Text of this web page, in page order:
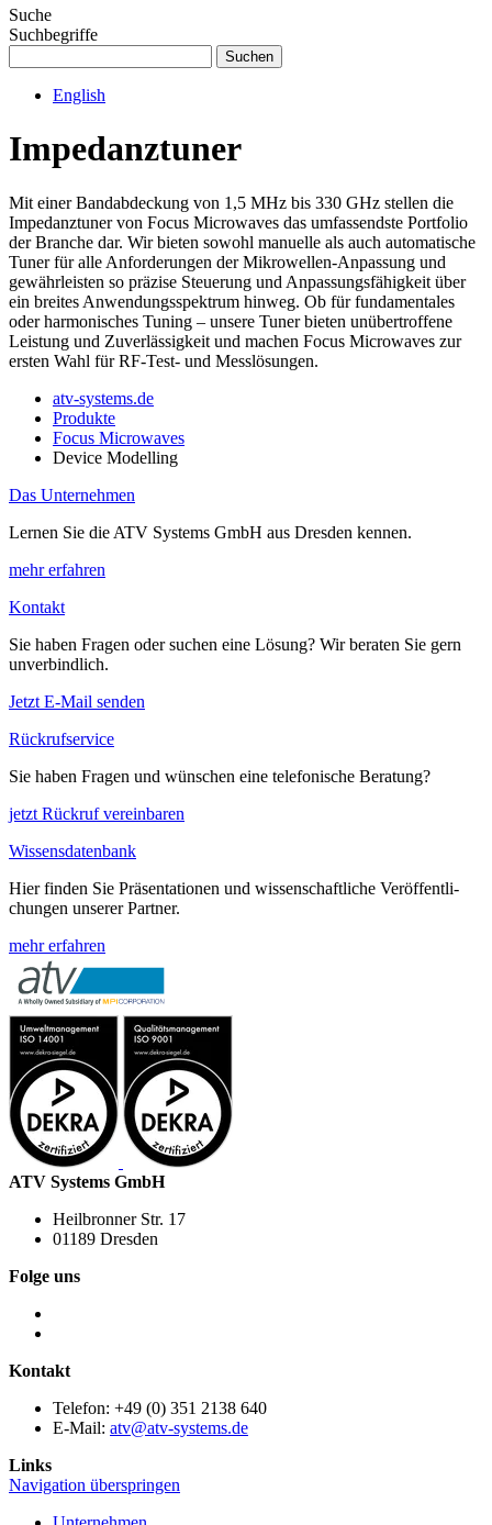
Suche
Suchbegriffe
Suchen
English
Impedanztuner
Mit einer Bandabdeckung von 1,5 MHz bis 330 GHz stellen die
Impedanztuner von Focus Microwaves das umfassendste Portfolio
der Branche dar. Wir bieten sowohl manuelle als auch automatische
Tuner für alle Anforderungen der Mikrowellen-Anpassung und
gewährleisten so präzise Steuerung und Anpassungsfähigkeit über
ein breites Anwendungsspektrum hinweg. Ob für fundamentales
oder harmonisches Tuning – unsere Tuner bieten unübertroffene
Leistung und Zuverlässigkeit und machen Focus Microwaves zur
ersten Wahl für RF-Test- und Messlösungen.
atv-systems.de
Produkte
Focus Microwaves
Device Modelling
Das Unternehmen
Lernen Sie die ATV Systems GmbH aus Dresden kennen.
mehr erfahren
Kontakt
Sie haben Fragen oder suchen eine Lösung? Wir beraten Sie gern
unverbindlich.
Jetzt E-Mail senden
Rückrufservice
Sie haben Fragen und wünschen eine telefonische Beratung?
jetzt Rückruf vereinbaren
Wissensdatenbank
Hier finden Sie Präsentationen und wissenschaftliche Ver­öf­fent­li­
chungen unserer Partner.
mehr erfahren
ATV Systems GmbH
Heilbronner Str. 17
01189 Dresden
Folge uns
Kontakt
Telefon: +49 (0) 351 2138 640
E-Mail: atv@atv-systems.de
Links
Navigation überspringen